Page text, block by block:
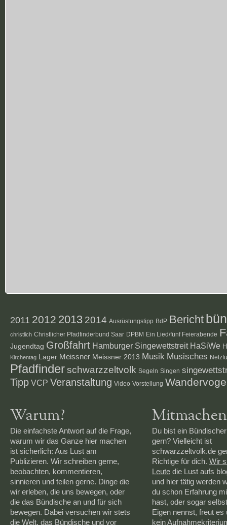
2011 2012 2013 2014 Ausrüstungstipp BdP Bericht
christlich Christlicher Pfadfinderbund Saar DPBM Ein Lied/fünf Feierabende
Jugendtag Großfahrt Hamburger Singewettstreit HaSiWe
Kirchentag Lager Meissner Meissner 2013 Musik Musisches
Pfadfinderschwarzzeltvolk Segeln Singen
Tipp VCP Veranstaltung Video Vorstellung
Warum?
Die einfachste Antwort auf die Frage,
warum wir das Ganze hier machen
ist sicherlich: Aus Lust am
Publizieren. Wir schreiben gerne,
beobachten, kommentieren,
sinnieren und teilen gerne. Dinge die
wir erleben, die uns bewegen, oder
die das Bündische an und für sich
bewegen. Dabei versuchen wir stets
die Welt, das Bündische und vor
Mitmachen
Du bist ein
gern? Vielleicht ist
schwarzzeltvolk.de
Richtige für dich. Wir
Leute die Lust aufs
und hier tätig werden
du schon Erfahrung
hast, oder sogar
Eigen nennst, freut es
kein